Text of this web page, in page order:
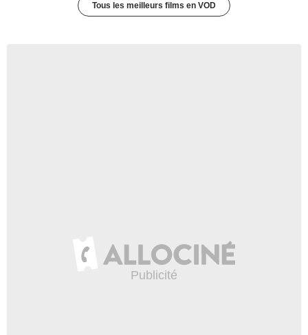
Tous les meilleurs films en VOD